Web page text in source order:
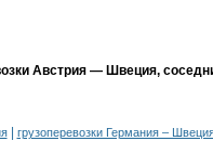
Австрия — Швеция,
|
грузоперевозки Германия –